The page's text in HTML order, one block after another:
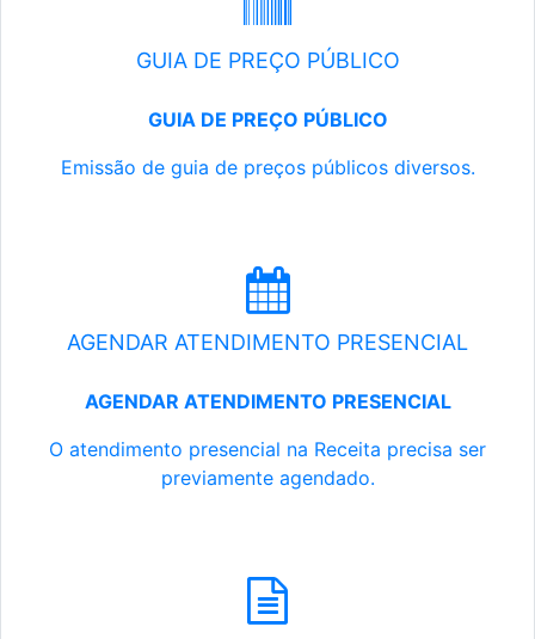
GUIA DE PREÇO PÚBLICO
GUIA DE PREÇO PÚBLICO
Emissão de guia de preços públicos diversos.
AGENDAR ATENDIMENTO PRESENCIAL
AGENDAR ATENDIMENTO PRESENCIAL
O atendimento presencial na Receita precisa ser
previamente agendado.